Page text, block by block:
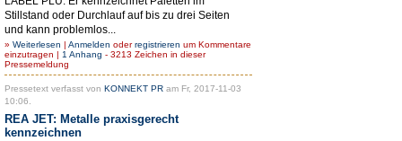
Stillstand oder Durchlauf auf bis zu drei Seiten
und kann problemlos...
» Weiterlesen | Anmelden oderregistrieren um Kommentare
einzutragen | 1 Anhang - 3213 Zeichen in dieser
Pressemeldung
Pressetext verfasst von KONNEKT PR am Fr, 2017-11-03
10:06.
REA JET: Metalle praxisgerecht
kennzeichnen